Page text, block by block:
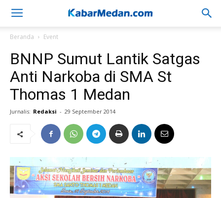
Beranda Event
BNNP Sumut Lantik Satgas
Anti Narkoba di SMA St
Thomas 1 Medan
Jurnalis: Redaksi - 29 September 2014